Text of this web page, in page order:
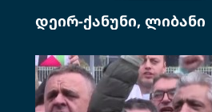
დეირ-ქანუნი, ლიბანი